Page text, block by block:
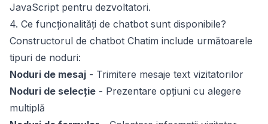
JavaScript pentru dezvoltatori.
4. Ce funcționalități de chatbot sunt disponibile?
Constructorul de chatbot Chatim include următoarele
tipuri de noduri:
Noduri de mesaj - Trimitere mesaje text vizitatorilor
Noduri de selecție - Prezentare opțiuni cu alegere
multiplă